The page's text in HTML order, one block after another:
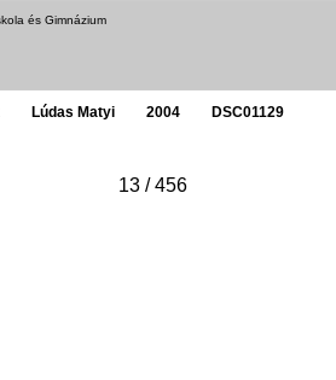
és Gimnázium
Lúdas Matyi 2004 DSC01129
13 / 456